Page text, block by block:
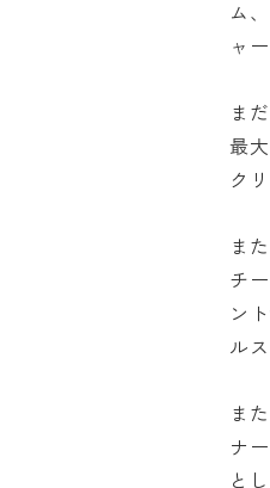
ム
ャ
ま
最
ク
ま
チ
ン
ル
ま
ナ
と